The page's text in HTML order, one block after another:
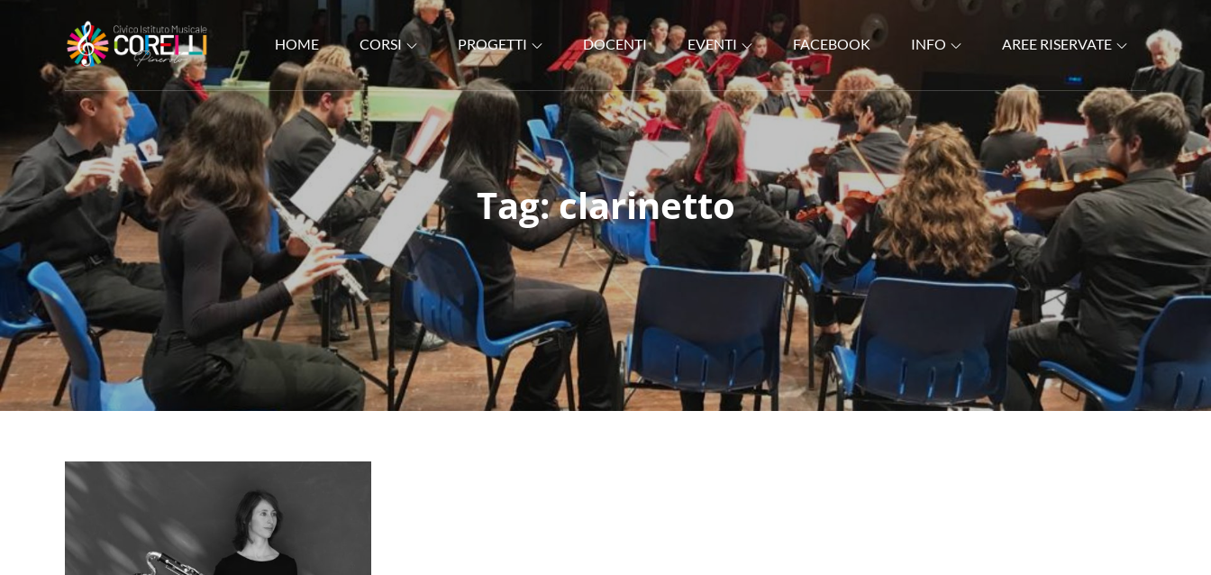
CORSI DI MUSICA PINEROLO
HOME CORSI PROGETTI DOCENTI EVENTI FACEBOOK INFO AREE RISERVATE
Tag:clarinetto